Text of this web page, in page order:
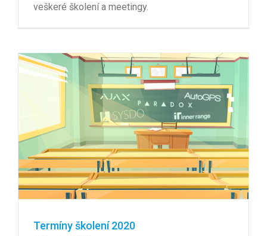
veškeré školení a meetingy.
Termíny školení 2020